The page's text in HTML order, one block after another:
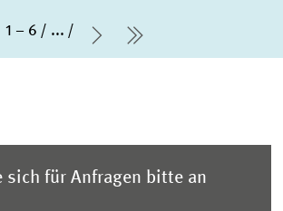
1 – 6 ...
Nächste Seite
letzte Seite
sich für Anfragen bitte an